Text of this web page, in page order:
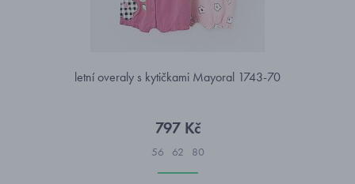
letní overaly s kytičkami Mayoral 1743-70
797 Kč
56 62 80